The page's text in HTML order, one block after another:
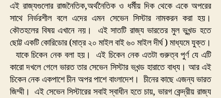
এই রাজ্যগুলোর রাজনৈতিক,অর্থনৈতিক ও ধর্মীয় দিক থেকে একে অপরের
সাথে নির্ভরশীল বলে এদের এমন সেভেন সিস্টার নামকরন করা হয়।
কৌতহলের বিষয় এখানে নয়। এই সাতটি রাজ্য ভারতের মুল ভুখন্ড হতে
ছোট্ট একটি কোরিডোর (মাত্র ২০ মাইল বাই ৬০ মাইল দীর্ঘ ) মাধ্যমে যুক্ত।
যাকে চিকেন নেক বলা হয়। এই চিকেন নেক এতটা গুরুত্ব পুর্ণ যে এটি
কারো দখলে গেলে ভারত তার সেভেন সিস্টার ভখন্ড হারাতে বাধ্য। আর এই
চিকেন নেক একপাশে চীন অপর পাশে বাংলাদেশ। চীনের কাছে এজন্য ভারত
জিম্মী। এই সেভেন সিস্টারের সবাই স্বাধীন হতে চায়, ভারগ কেন্দ্রীয় রাজ্য